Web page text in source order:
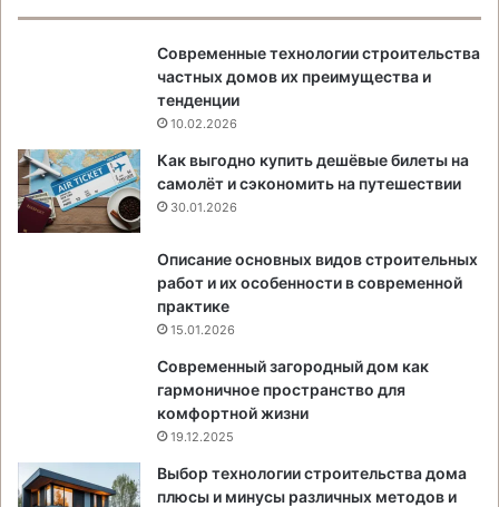
Современные технологии строительства
частных домов их преимущества и
тенденции
10.02.2026
Как выгодно купить дешёвые билеты на
самолёт и сэкономить на путешествии
30.01.2026
Описание основных видов строительных
работ и их особенности в современной
практике
15.01.2026
Современный загородный дом как
гармоничное пространство для
комфортной жизни
19.12.2025
Выбор технологии строительства дома
плюсы и минусы различных методов и